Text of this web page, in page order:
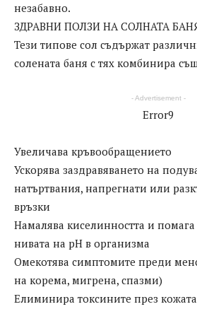
незабавно.
ЗДРАВНИ ПОЛЗИ НА СОЛНАТА
Тези типове сол съдържат
солената баня с тях комбинира
- Advertisement -
Error9
Увеличава кръвообращението
Ускорява заздравяването на
натъртвания, напрегнати или
връзки
Намалява киселинността и помага
нивата на рН в организма
Омекотява симптомите преди
на корема, мигрена, спазми)
Елиминира токсините през кожата